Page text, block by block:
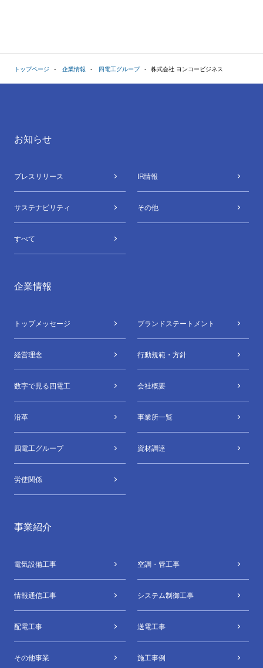
トップページ 企業情報 四電工グループ 株式会社 ヨンコービジネス
お知らせ
プレスリリース IR情報
サステナビリティ その他
すべて
企業情報
トップメッセージ ブランドステートメント
経営理念 行動規範・方針
数字で⾒る四電⼯ 会社概要
沿革 事業所⼀覧
四電⼯グループ 資材調達
労使関係
事業紹介
電気設備⼯事 空調・管⼯事
情報通信⼯事 システム制御⼯事
配電⼯事 送電⼯事
その他事業 施工事例